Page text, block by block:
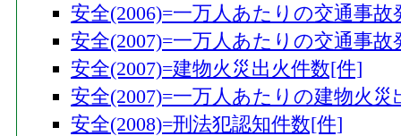
安全(2006)=一万人あたりの交通事故
安全(2007)=一万人あたりの交通事故
安全(2007)=建物火災出火件数[件]
安全(2007)=一万人あたりの建物火災
安全(2008)=刑法犯認知件数[件]